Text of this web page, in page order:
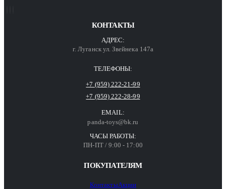
КОНТАКТЫ
АДРЕС:
г. Луганск ул. Звейнека 147а
ТЕЛЕФОНЫ:
+7 (959) 222-21-99
+7 (959) 222-28-99
EMAIL:
panda-toys@bk.ru
ЧАСЫ РАБОТЫ:
ПН-ПТ / 9:00 - 17:00
ПОКУПАТЕЛЯМ
КонтактыАкции